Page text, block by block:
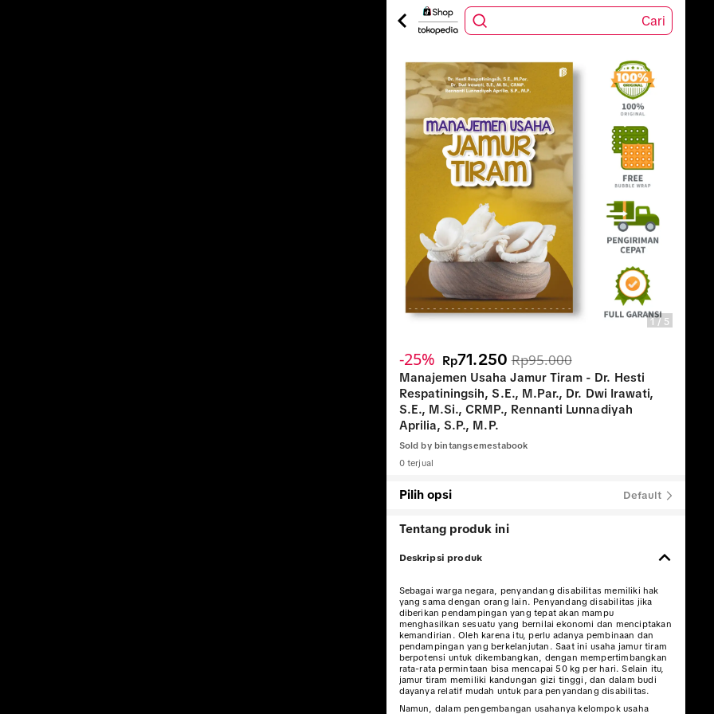
Cari
1 / 5
-25% Rp71.250 Rp95.000
Manajemen Usaha Jamur Tiram - Dr. Hesti
Respatiningsih, S.E., M.Par., Dr. Dwi Irawati,
S.E., M.Si., CRMP., Rennanti Lunnadiyah
Aprilia, S.P., M.P.
Sold by bintangsemestabook
0 terjual
Pilih opsi Default
Tentang produk ini
Deskripsi produk
Sebagai warga negara, penyandang disabilitas memiliki hak
yang sama dengan orang lain. Penyandang disabilitas jika
diberikan pendampingan yang tepat akan mampu
menghasilkan sesuatu yang bernilai ekonomi dan menciptakan
kemandirian. Oleh karena itu, perlu adanya pembinaan dan
pendampingan yang berkelanjutan. Saat ini usaha jamur tiram
berpotensi untuk dikembangkan, dengan mempertimbangkan
rata-rata permintaan bisa mencapai 50 kg per hari. Selain itu,
jamur tiram memiliki kandungan gizi tinggi, dan dalam budi
dayanya relatif mudah untuk para penyandang disabilitas.
Namun, dalam pengembangan usahanya kelompok usaha